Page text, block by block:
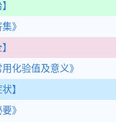
》
用化验值及意义》
】
》